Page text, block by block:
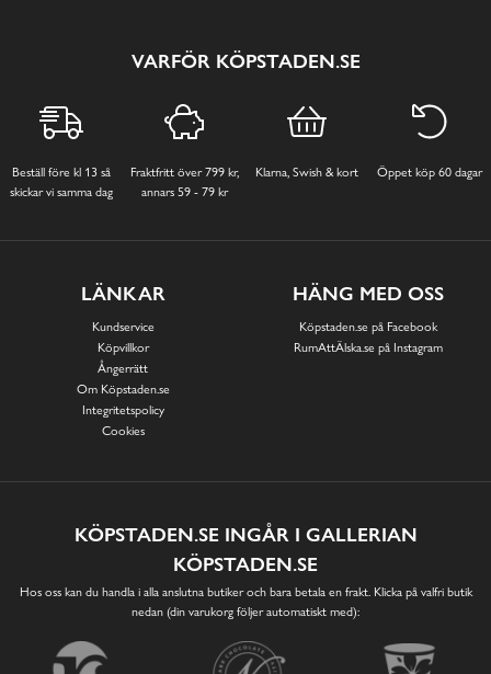
VARFÖR KÖPSTADEN.SE
Beställ före kl 13 så
skickar vi samma dag
Fraktfritt över 799 kr,
annars 59 - 79 kr
Klarna, Swish & kort Öppet köp 60 dagar
LÄNKAR
Kundservice
Köpvillkor
Ångerrätt
Om Köpstaden.se
Integritetspolicy
Cookies
HÄNG MED OSS
Köpstaden.se på Facebook
RumAttÄlska.se på Instagram
KÖPSTADEN.SE INGÅR I GALLERIAN
KÖPSTADEN.SE
Hos oss kan du handla i alla anslutna butiker och bara betala en frakt. Klicka på valfri butik
nedan (din varukorg följer automatiskt med):